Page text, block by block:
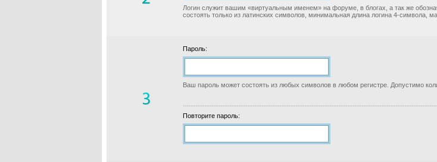
Логин служит вашим «виртуальным именем» на форуме, в блогах, а так же
состоять только из латинских символов, минимальная длина логина 4-символа,
Пароль:
Ваш пароль может состоять из любых символов в любом регистре. Допустимо
Повторите пароль: